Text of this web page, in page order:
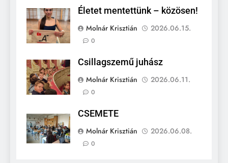
Életet mentettünk – közösen!
Molnár Krisztián
2026.06.15.
0
Csillagszemű juhász
Molnár Krisztián
2026.06.11.
0
CSEMETE
Molnár Krisztián
2026.06.08.
0